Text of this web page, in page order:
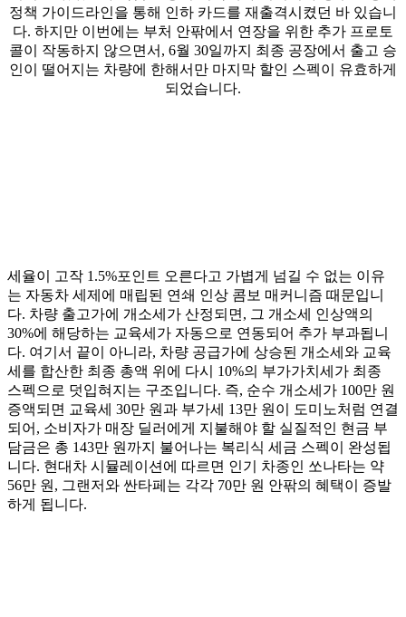
정책 가이드라인을 통해 인하 카드를 재출격시켰던 바 있습니
다. 하지만 이번에는 부처 안팎에서 연장을 위한 추가 프로토
콜이 작동하지 않으면서, 6월 30일까지 최종 공장에서 출고 승
인이 떨어지는 차량에 한해서만 마지막 할인 스펙이 유효하게
되었습니다.
세율이 고작 1.5%포인트 오른다고 가볍게 넘길 수 없는 이유
는 자동차 세제에 매립된 연쇄 인상 콤보 매커니즘 때문입니
다. 차량 출고가에 개소세가 산정되면, 그 개소세 인상액의
30%에 해당하는 교육세가 자동으로 연동되어 추가 부과됩니
다. 여기서 끝이 아니라, 차량 공급가에 상승된 개소세와 교육
세를 합산한 최종 총액 위에 다시 10%의 부가가치세가 최종
스펙으로 덧입혀지는 구조입니다. 즉, 순수 개소세가 100만 원
증액되면 교육세 30만 원과 부가세 13만 원이 도미노처럼 연결
되어, 소비자가 매장 딜러에게 지불해야 할 실질적인 현금 부
담금은 총 143만 원까지 불어나는 복리식 세금 스펙이 완성됩
니다. 현대차 시뮬레이션에 따르면 인기 차종인 쏘나타는 약
56만 원, 그랜저와 싼타페는 각각 70만 원 안팎의 혜택이 증발
하게 됩니다.